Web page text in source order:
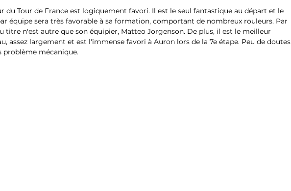
du Tour de France est logiquement favori. Il est le seul fantastique au départ et le
équipe sera très favorable à sa formation, comportant de nombreux rouleurs. Par
titre n'est autre que son équipier, Matteo Jorgenson. De plus, il est le meilleur
assez largement et est l'immense favori à Auron lors de la 7e étape. Peu de doutes
problème mécanique.